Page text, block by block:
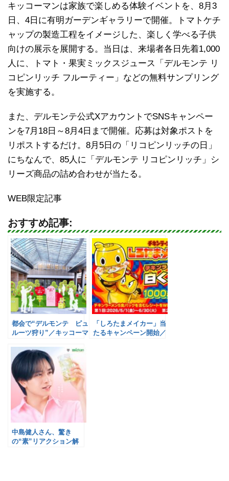
キッコーマンは家族で楽しめる体験イベントを、8月3
日、4日に有明ガーデンギャラリーで開催。トマトケチ
ャップの製造工程をイメージした、楽しく学べる子供
向けの展示を展開する。当日は、来場者各日先着1,000
人に、トマト・果実ミックスジュース「デルモンテ リ
コピンリッチ フルーティー」などの無料サンプリング
を実施する。
また、デルモンテ公式XアカウントでSNSキャンペー
ンを7月18日～8月4日まで開催。応募は対象ポストを
リポストするだけ。8月5日の「リコピンリッチの日」
にちなんで、85人に「デルモンテ リコピンリッチ」シ
リーズ商品の詰め合わせが当たる。
WEB限定記事
おすすめ記事:
都会で“デルモンテ ピュ
ルーツ狩り”／キッコーマ
「しろたまメイカー」当
たるキャンペーン開始／
中島健人さん、驚き
の“素”リアクション解